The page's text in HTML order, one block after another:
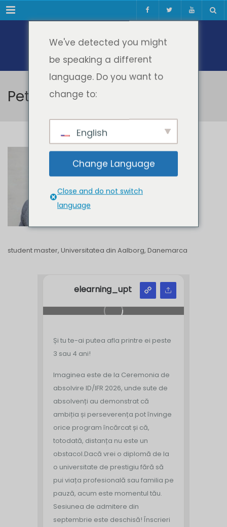
Meniul
Peter Guld Leth
Peter Guld Leth
student master, Universitatea din Aalborg, Danemarca
elearning_upt
Și tu te-ai putea afla printre ei peste
3 sau 4 ani!
Imaginea este de la Ceremonia de
absolvire ID/IFR 2026, unde sute de
absolvenți au demonstrat că
ambiția și perseverența pot învinge
orice program încărcat și că,
totodată, distanța nu este un
obstacol.Dacă vrei o diplomă de la
o universitate de prestigiu fără să
pui viața profesională sau familia pe
pauză, acum este momentul tău.
Sesiunea de admitere din
septembrie este deschisă! Înscrieri
We've detected you might
be speaking a different
language. Do you want to
change to:
English
Change Language
Close and do not switch
language